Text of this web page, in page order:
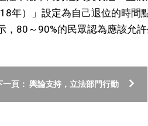
年）」設定為自己退位的時間
80～90%的民眾認為應該允許
一頁： 輿論支持，立法部門行動